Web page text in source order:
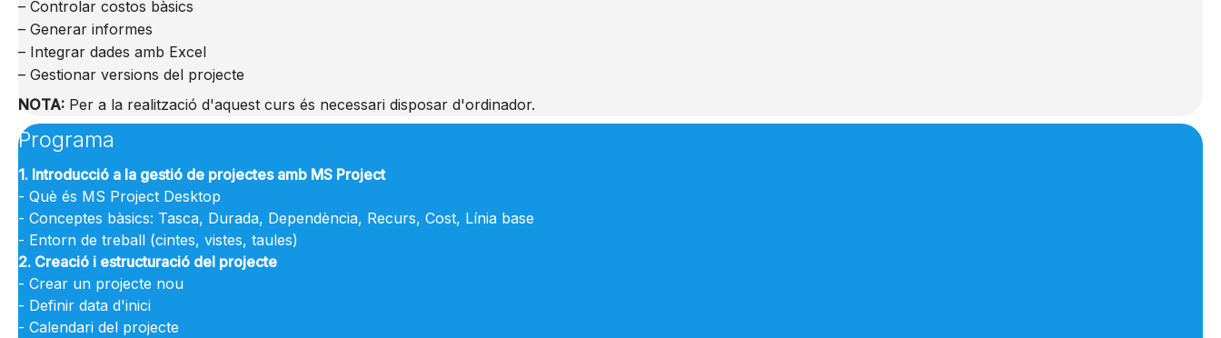
– Controlar costos bàsics
– Generar informes
– Integrar dades amb Excel
– Gestionar versions del projecte
NOTA: Per a la realització d'aquest curs és necessari disposar d'ordinador.
Programa
1. Introducció a la gestió de projectes amb MS Project
- Què és MS Project Desktop
- Conceptes bàsics: Tasca, Durada, Dependència, Recurs, Cost, Línia base
- Entorn de treball (cintes, vistes, taules)
2. Creació i estructuració del projecte
- Crear un projecte nou
- Definir data d'inici
- Calendari del projecte